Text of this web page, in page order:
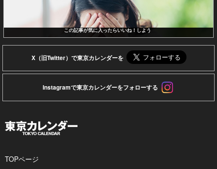
この記事が気に入ったらいいね！しよう
X（旧Twitter）で東京カレンダーを
Instagramで東京カレンダーをフォローする
TOPページ